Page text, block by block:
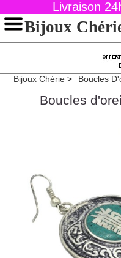
Bijoux
Livraison
Bijoux Chérie Boucles
Boucles